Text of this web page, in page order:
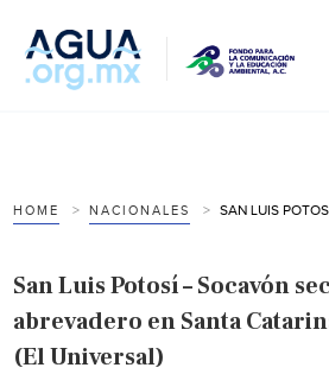
HOME NACIONALES
San Luis Potosí – Socavón
abrevadero en Santa
(El Universal)